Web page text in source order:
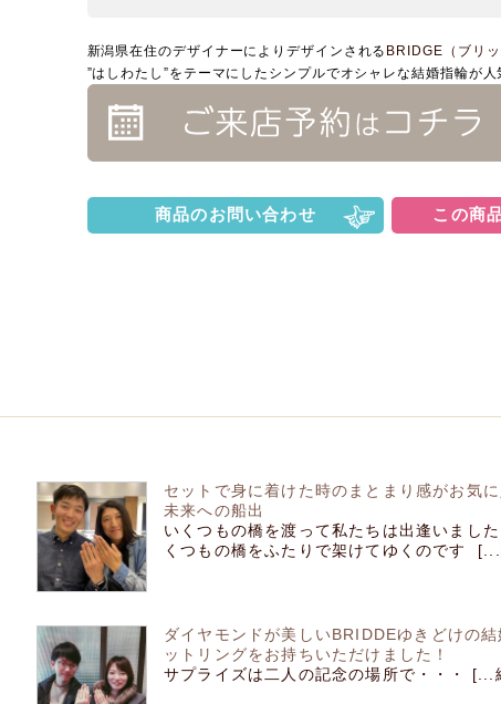
新潟県在住のデザイナーによりデザインされる BRIDGE（ブリ
”はしわたし”をテーマにしたシンプルでオシャレな結婚指輪が人
商品のお問い合わせ この商
セットで身に着けた時のまとまり感がお気
未来への船出
いくつもの橋を渡って私たちは出逢いまし
くつもの橋をふたりで架けてゆくのです
ダイヤモンドが美しいBRIDDEゆきどけの
ットリングをお持ちいただけました！
サプライズは二人の記念の場所で・・・ [...